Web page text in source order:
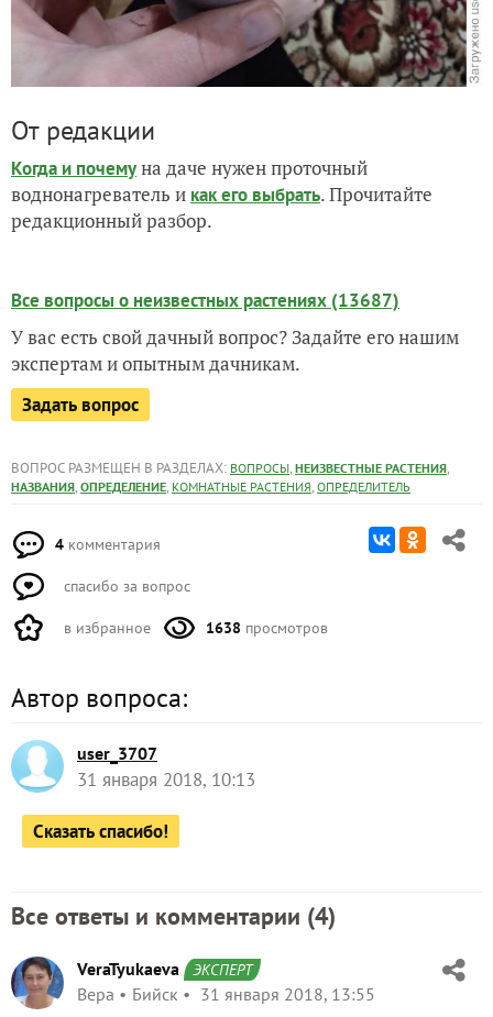
От редакции
Когда и почемуна даче нужен проточный
воднонагреватель и как его выбрать. Прочитайте
редакционный разбор.
Все вопросы о неизвестных растениях (13687)
У вас есть свой дачный вопрос? Задайте его нашим
экспертам и опытным дачникам.
Задать вопрос
ВОПРОС РАЗМЕЩЕН В РАЗДЕЛАХ: ВОПРОСЫ, НЕИЗВЕСТНЫЕ РАСТЕНИЯ,
НАЗВАНИЯ, ОПРЕДЕЛЕНИЕ, КОМНАТНЫЕ РАСТЕНИЯ, ОПРЕДЕЛИТЕЛЬ
4 комментария
спасибо за вопрос
в избранное 1638 просмотров
Автор вопроса:
user_3707
31 января 2018, 10:13
Сказать спасибо!
Все ответы и комментарии (4)
VeraTyukaeva ЭКСПЕРТ
Вера Бийск 31 января 2018, 13:55